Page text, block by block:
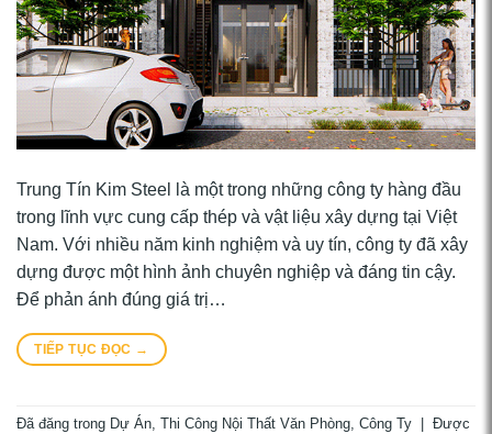
Trung Tín Kim Steel là một trong những công ty hàng đầu
trong lĩnh vực cung cấp thép và vật liệu xây dựng tại Việt
Nam. Với nhiều năm kinh nghiệm và uy tín, công ty đã xây
dựng được một hình ảnh chuyên nghiệp và đáng tin cậy.
Để phản ánh đúng giá trị…
TIẾP TỤC ĐỌC →
Đã đăng trong Dự Án, Thi Công Nội Thất Văn Phòng, Công Ty
Được